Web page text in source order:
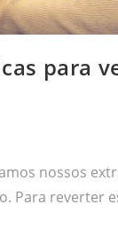
para
nossos
Para reverter